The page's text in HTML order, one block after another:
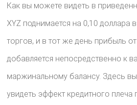
Как вы можете видеть в
XYZ поднимается на 0,10 доллара
торгов, и в тот же день прибыль
добавляется непосредственно к
маржинальному балансу. Здесь
увидеть эффект кредитного плеча